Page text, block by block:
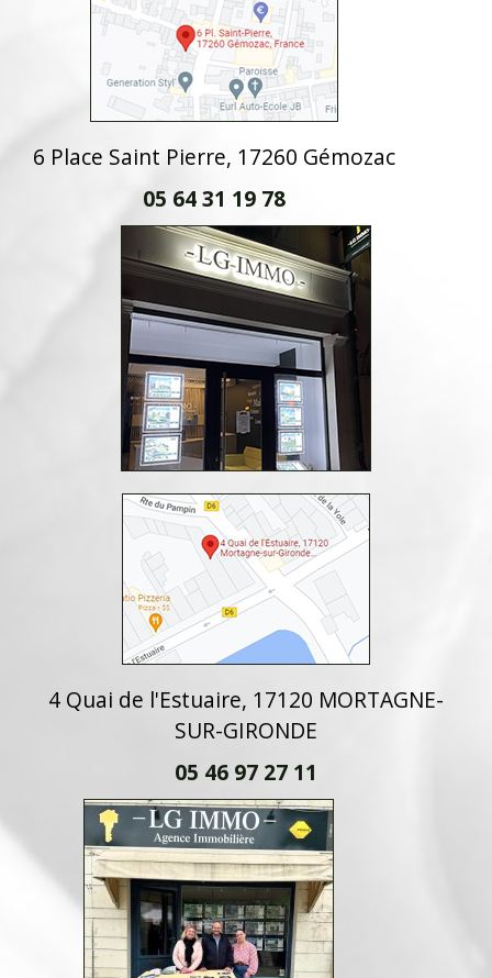
6 Place Saint Pierre, 17260 Gémozac
05 64 31 19 78
4 Quai de l'Estuaire, 17120 MORTAGNE-
SUR-GIRONDE
05 46 97 27 11